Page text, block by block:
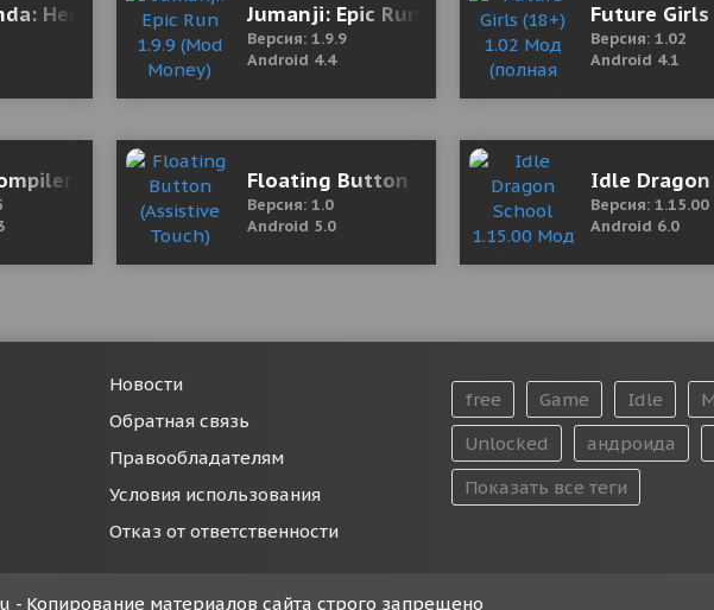
Heroes 7.0 Мод менюJumanji: Epic Run 1.9.9 (Mod Money)
Версия: 1.9.9
Android 4.4
Future
Версия: 1.02
Android 4.1
IDE 4.1.5 Mod (Unlocked)Floating Button (Assistive Touch)
Версия: 1.0
Android 5.0
Idle Dragon
Версия: 1.15.00
Android 6.0
Новости
Обратная связь
Правообладателям
Условия использования
Отказ от ответственности
free Game Idle
Unlocked
андроида
Показать все теги
- Копирование материалов сайта строго запрещено